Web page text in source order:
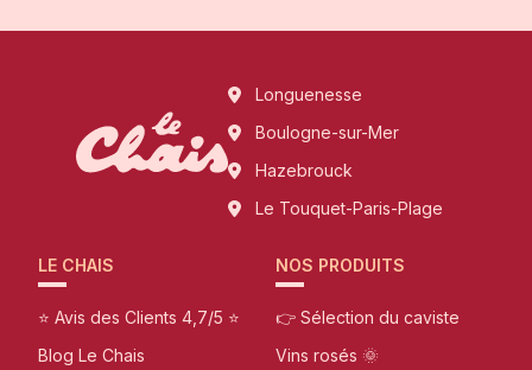
Longuenesse
Boulogne-sur-Mer
Hazebrouck
Le Touquet-Paris-Plage
LE CHAIS
⭐ Avis des Clients 4,7/5 ⭐
Blog Le Chais
NOS PRODUITS
👉 Sélection du caviste
Vins rosés 🌞